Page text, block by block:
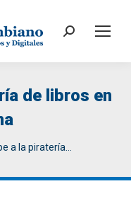
Search:
de libros en
a la piratería…